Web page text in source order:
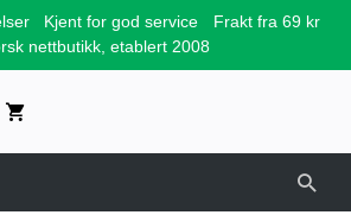
Kjent for god service
Frakt fra 69 kr
nettbutikk, etablert 2008